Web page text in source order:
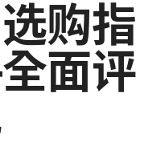
购指
面评